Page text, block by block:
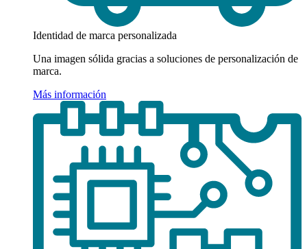
Identidad de marca personalizada
Una imagen sólida gracias a soluciones de personalización de
marca.
Más información